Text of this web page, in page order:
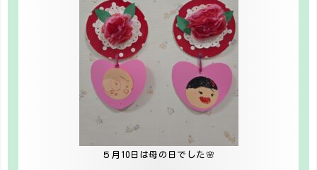
５月10日は母の日でした🌸